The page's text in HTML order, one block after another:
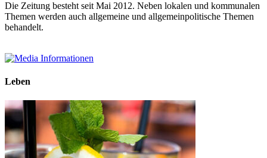
Die Zeitung besteht seit Mai 2012. Neben lokalen und kommunalen
Themen werden auch allgemeine und allgemeinpolitische Themen
behandelt.
Leben